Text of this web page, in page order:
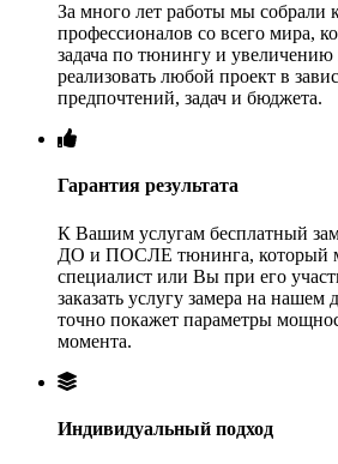
За много лет работы мы собрали
профессионалов со всего мира,
задача по тюнингу и
реализовать любой проект в
предпочтений, задач и бюджета.
Гарантия результата
К Вашим услугам бесплатный
ДО и ПОСЛЕ тюнинга, который
специалист или Вы при его
заказать услугу замера на нашем
точно покажет параметры
момента.
Индивидуальный подход